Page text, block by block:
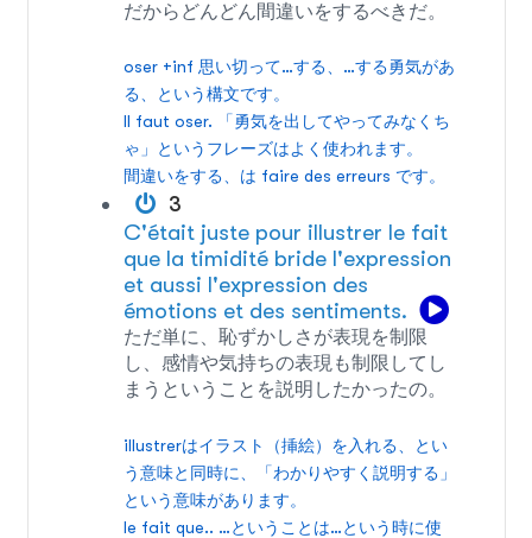
だからどんどん間違いをするべきだ。
oser +inf 思い切って…する、…する勇気があ
る、という構文です。
Il faut oser. 「勇気を出してやってみなくち
ゃ」というフレーズはよく使われます。
間違いをする、は faire des erreurs です。
3
C'était juste pour illustrer le fait
que la timidité bride l'expression
et aussi l'expression des
émotions et des sentiments.
ただ単に、恥ずかしさが表現を制限
し、感情や気持ちの表現も制限してし
まうということを説明したかったの。
illustrerはイラスト（挿絵）を入れる、とい
う意味と同時に、「わかりやすく説明する」
という意味があります。
le fait que.. …ということは…という時に使